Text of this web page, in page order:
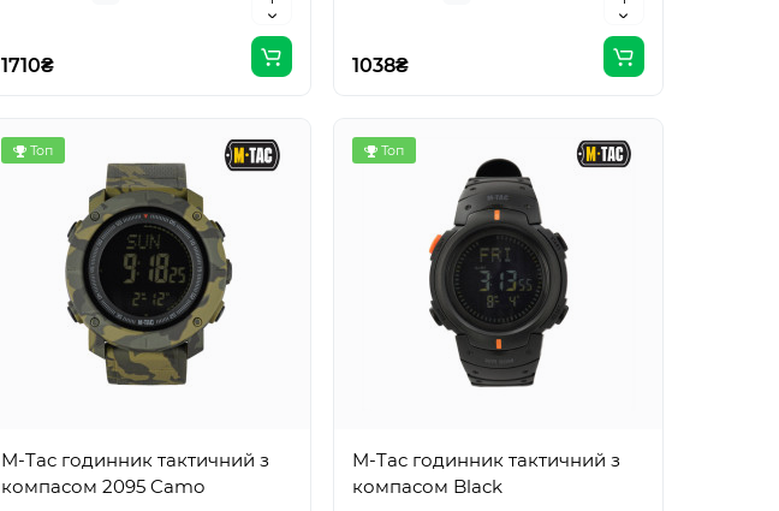
1710₴ 1038₴
Топ
M-Tac годинник тактичний з
компасом 2095 Camo
Топ
M-Tac годинник тактичний з
компасом Black